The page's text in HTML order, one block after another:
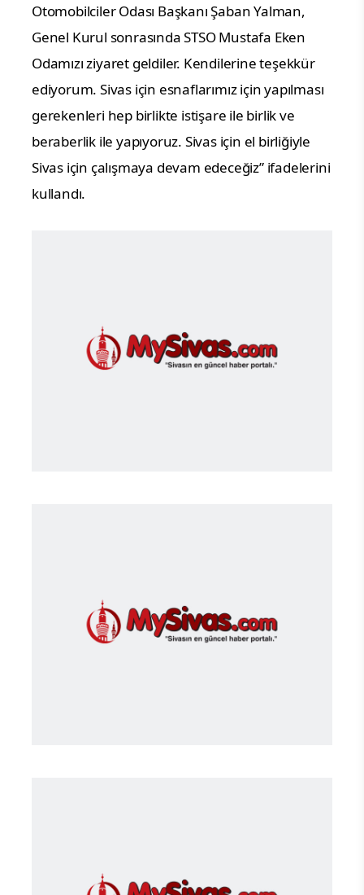
Otomobilciler Odası Başkanı Şaban Yalman,
Genel Kurul sonrasında STSO Mustafa Eken
Odamızı ziyaret geldiler. Kendilerine teşekkür
ediyorum. Sivas için esnaflarımız için yapılması
gerekenleri hep birlikte istişare ile birlik ve
beraberlik ile yapıyoruz. Sivas için el birliğiyle
Sivas için çalışmaya devam edeceğiz” ifadelerini
kullandı.